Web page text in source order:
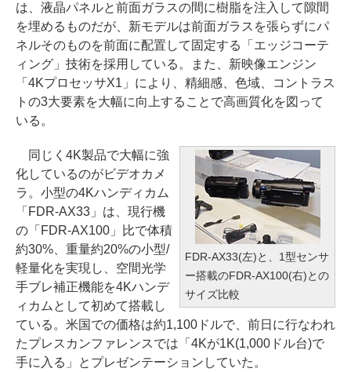
は、液晶パネルと前面ガラスの間に樹脂を注入して隙間
を埋めるものだが、新モデルは前面ガラスを張らずにパ
ネルそのものを前面に配置して固定する「エッジコーテ
ィング」技術を採用している。また、新映像エンジン
「4KプロセッサX1」により、精細感、色域、コントラス
トの3大要素を大幅に向上することで高画質化を図って
いる。
FDR-AX33(左)と、1型センサ
ー搭載のFDR-AX100(右)との
サイズ比較
同じく4K製品で大幅に強
化しているのがビデオカメ
ラ。小型の4Kハンディカム
「FDR-AX33」は、現行機
の「FDR-AX100」比で体積
約30%、重量約20%の小型/
軽量化を実現し、空間光学
手ブレ補正機能を4Kハンデ
ィカムとして初めて搭載し
ている。米国での価格は約1,100ドルで、前日に行なわれ
たプレスカンファレンスでは「4Kが1K(1,000ドル台)で
手に入る」とプレゼンテーションしていた。